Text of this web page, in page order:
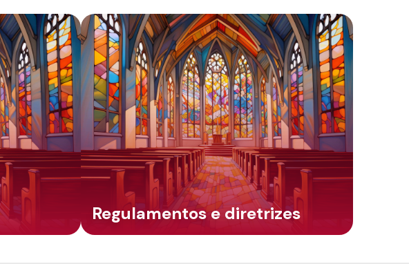
Regulamentos e diretrizes